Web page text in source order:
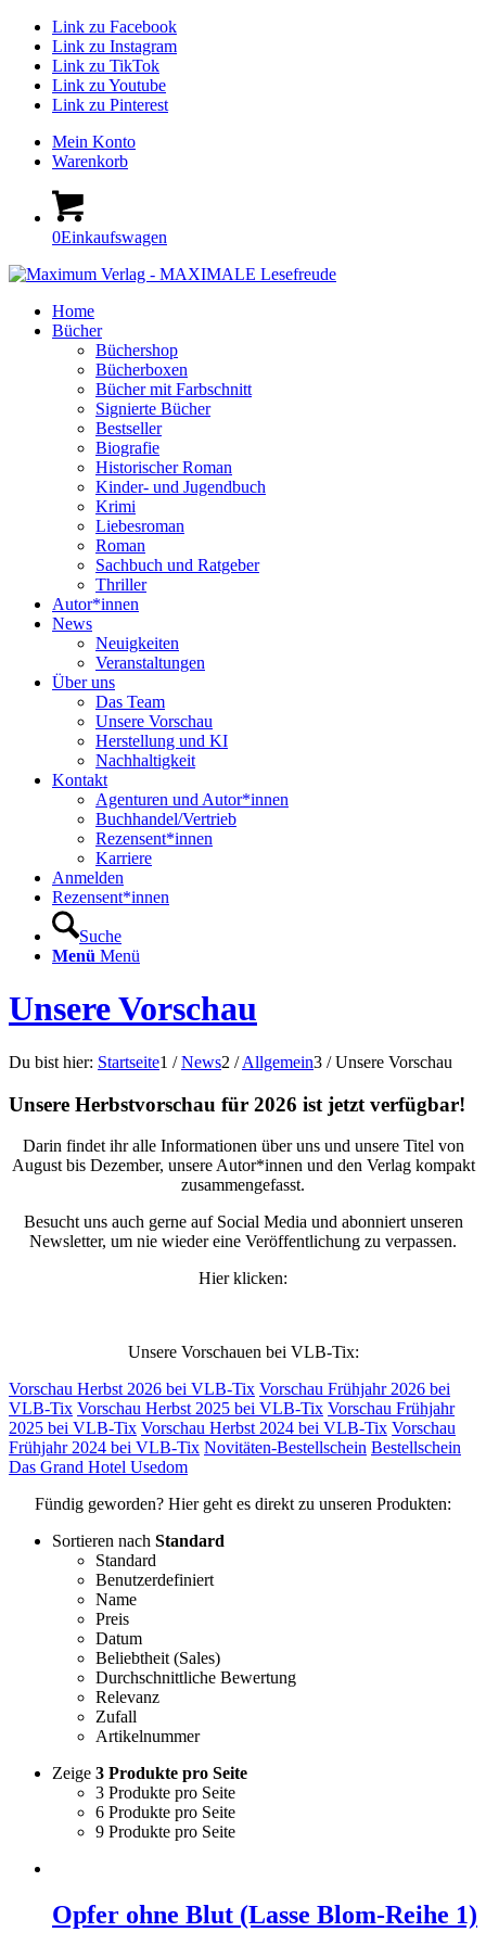
Link zu Facebook
Link zu Instagram
Link zu TikTok
Link zu Youtube
Link zu Pinterest
Mein Konto
Warenkorb
0Einkaufswagen
Home
Bücher
Büchershop
Bücherboxen
Bücher mit Farbschnitt
Signierte Bücher
Bestseller
Biografie
Historischer Roman
Kinder- und Jugendbuch
Krimi
Liebesroman
Roman
Sachbuch und Ratgeber
Thriller
Autor*innen
News
Neuigkeiten
Veranstaltungen
Über uns
Das Team
Unsere Vorschau
Herstellung und KI
Nachhaltigkeit
Kontakt
Agenturen und Autor*innen
Buchhandel/Vertrieb
Rezensent*innen
Karriere
Anmelden
Rezensent*innen
Suche
Menü Menü
Unsere Vorschau
Du bist hier: Startseite1 / News2 / Allgemein3 / Unsere Vorschau
Unsere Herbstvorschau für 2026 ist jetzt verfügbar!
Darin findet ihr alle Informationen über uns und unsere Titel von
August bis Dezember, unsere Autor*innen und den Verlag kompakt
zusammengefasst.
Besucht uns auch gerne auf Social Media und abonniert unseren
Newsletter, um nie wieder eine Veröffentlichung zu verpassen.
Hier klicken:
Unsere Vorschauen bei VLB-Tix:
Vorschau Herbst 2026 bei VLB-Tix Vorschau Frühjahr 2026 bei
VLB-Tix Vorschau Herbst 2025 bei VLB-Tix Vorschau Frühjahr
2025 bei VLB-Tix Vorschau Herbst 2024 bei VLB-Tix Vorschau
Frühjahr 2024 bei VLB-Tix Novitäten-Bestellschein Bestellschein
Das Grand Hotel Usedom
Fündig geworden? Hier geht es direkt zu unseren Produkten:
Sortieren nach Standard
Standard
Benutzerdefiniert
Name
Preis
Datum
Beliebtheit (Sales)
Durchschnittliche Bewertung
Relevanz
Zufall
Artikelnummer
Zeige 3 Produkte pro Seite
3 Produkte pro Seite
6 Produkte pro Seite
9 Produkte pro Seite
Opfer ohne Blut (Lasse Blom-Reihe 1)